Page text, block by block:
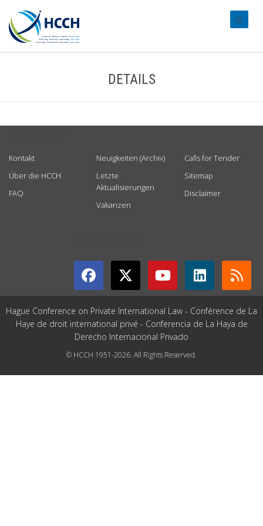
DETAILS
Kontakt
Über die HCCH
FAQ
Neuigkeiten (Archiv)
Letzte
Aktualisierungen
Vakanzen
Calls for Tender
Sitemap
Disclaimer
Hague Conference on Private International Law - Conférence de La
Haye de droit international privé - Conferencia de La Haya de
Derecho Internacional Privado
© HCCH 1951-2026. All Rights Reserved.